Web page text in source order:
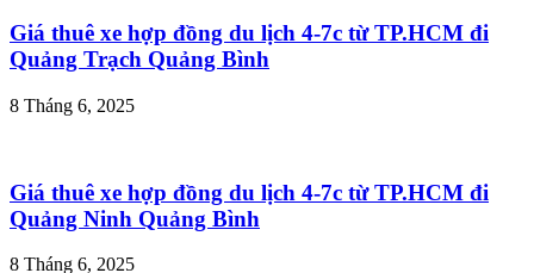
Giá thuê xe hợp đồng du lịch 4-7c từ TP.HCM đi
Quảng Trạch Quảng Bình
8 Tháng 6, 2025
Giá thuê xe hợp đồng du lịch 4-7c từ TP.HCM đi
Quảng Ninh Quảng Bình
8 Tháng 6, 2025